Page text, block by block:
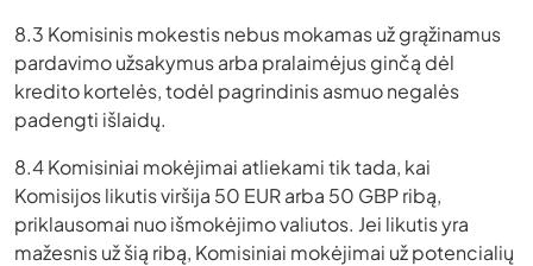
8.3 Komisinis mokestis nebus mokamas už grąžinamus
pardavimo užsakymus arba pralaimėjus ginčą dėl
kredito kortelės, todėl pagrindinis asmuo negalės
padengti išlaidų.
8.4 Komisiniai mokėjimai atliekami tik tada, kai
Komisijos likutis viršija 50 EUR arba 50 GBP ribą,
priklausomai nuo išmokėjimo valiutos. Jei likutis yra
mažesnis už šią ribą, Komisiniai mokėjimai už potencialių